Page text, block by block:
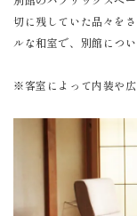
切に残していた品々を
ルな和室で、別館につ
※客室によって内装や広